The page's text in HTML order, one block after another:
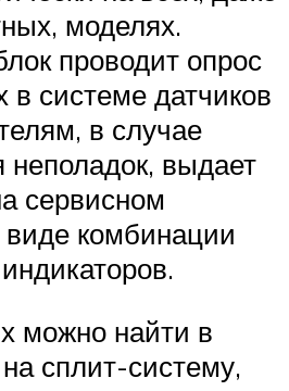
моделях.
проводит опрос
в системе датчиков
в случае
неполадок, выдает
сервисном
комбинации
можно найти в
сплит-систему,